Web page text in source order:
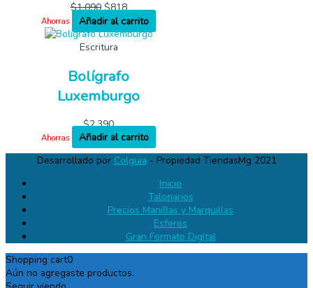
$1,090 $818
Ahorras
Añadir al carrito
Escritura
Bolígrafo
Luxemburgo
$2,390
Ahorras
Añadir al carrito
Desarrollado por Colguia - Propiedad TiendasMg 2021
Inicio
Talonarios
Precios Manillas y Marquillas
Esferos
Gran Formato Digital
Shopping cart0
Aún no agregaste productos.